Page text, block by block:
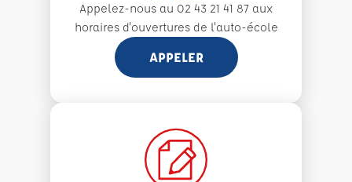
Appelez-nous au 02 43 21 41 87 aux
horaires d'ouvertures de l'auto-école
APPELER